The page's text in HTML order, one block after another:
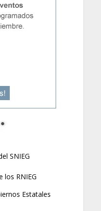
SNIEG
los RNIEG
Estatales